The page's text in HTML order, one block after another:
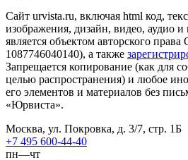
Сайт urvista.ru, включая html код,
изображения, дизайн, видео­, аудио­
является объектом авторского
1087746040140), а также
Запрещается копирование (как для
целью распространения) и любое
его элементов и материалов без
«Юрвиста».
Москва, ул. Покровка, д. 3/7, стр. 1Б
+7 495 600-44-40
пн—чт